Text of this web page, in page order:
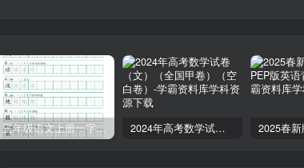
三年级语文上册一字三描红写字表字帖 2024年高考数学试卷（文）（全国甲卷）（空白卷）